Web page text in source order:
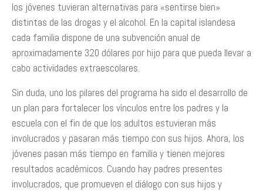
los jóvenes tuvieran alternativas para «sentirse bien»
distintas de las drogas y el alcohol. En la capital islandesa
cada familia dispone de una subvención anual de
aproximadamente 320 dólares por hijo para que pueda llevar a
cabo actividades extraescolares.
Sin duda, uno los pilares del programa ha sido el desarrollo de
un plan para fortalecer los vínculos entre los padres y la
escuela con el fin de que los adultos estuvieran más
involucrados y pasaran más tiempo con sus hijos. Ahora, los
jóvenes pasan más tiempo en familia y tienen mejores
resultados académicos. Cuando hay padres presentes
involucrados, que promueven el diálogo con sus hijos y